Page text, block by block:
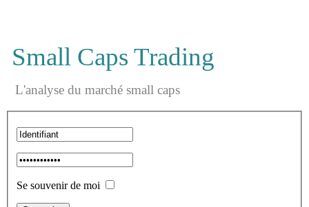
Small Caps Trading
L'analyse du marché small caps
Se souvenir de moi